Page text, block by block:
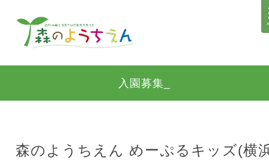
入園募集_
森のようちえん めーぷるキッズ(横